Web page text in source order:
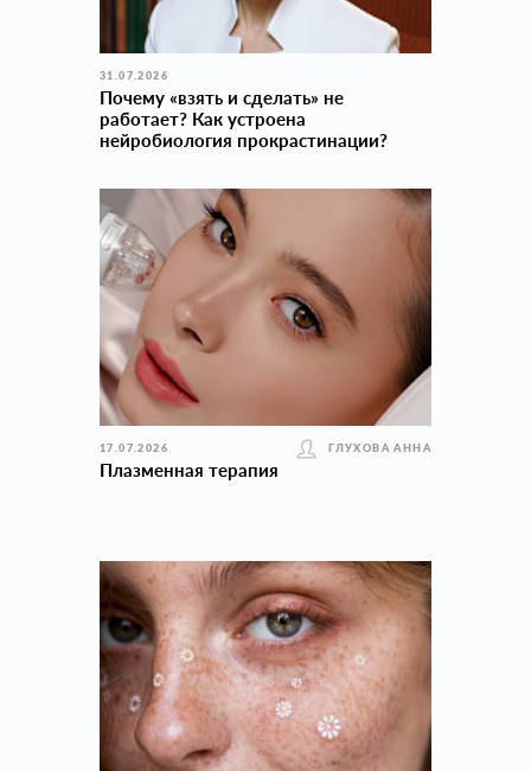
31.07.2026
Почему «взять и сделать» не
работает? Как устроена
нейробиология прокраcтинации?
17.07.2026 ГЛУХОВА АННА
Плазменная терапия